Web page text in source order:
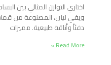
اختاري التوازن المثالي بين
ويفي لينن، المصنوعة من
دفئاً وأناقة طبيعية. مميزات
Read More »